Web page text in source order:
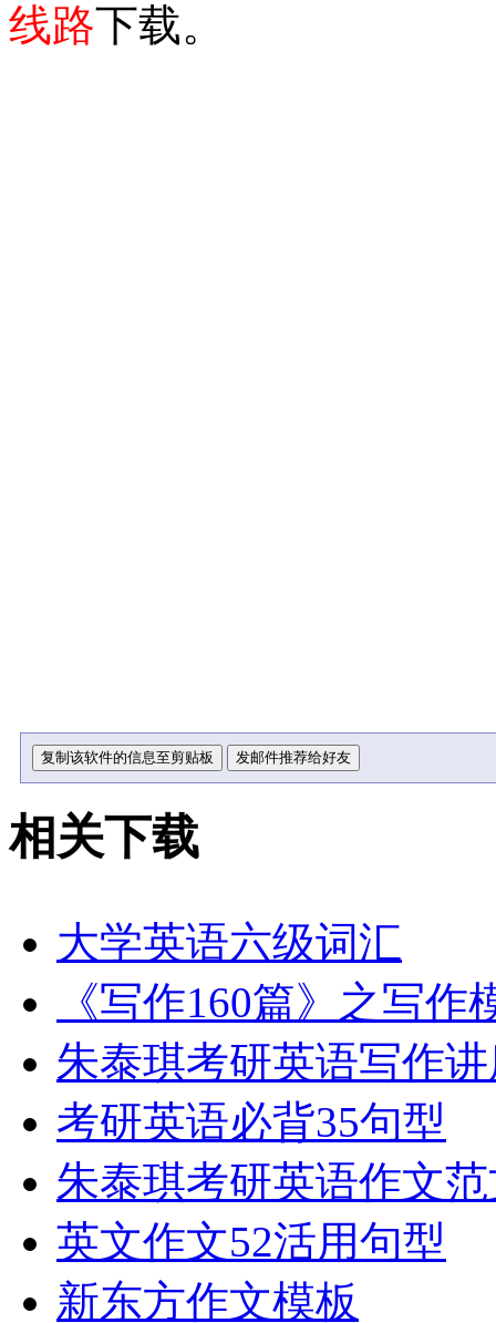
线路下载。
相关下载
大学英语六级词汇
《写作160篇》之写
朱泰琪考研英语写作
考研英语必背35句型
朱泰琪考研英语作文
英文作文52活用句型
新东方作文模板